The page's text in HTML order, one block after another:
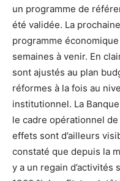
un programme de
été validée. La
programme
semaines à venir. En
sont ajustés au plan
réformes à la fois au
institutionnel. La
le cadre opérationnel
effets sont d’ailleurs
constaté que depuis la
y a un regain d’activités